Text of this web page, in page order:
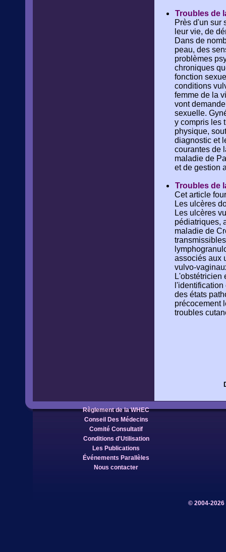
Troubles de
Près d'un sur
leur vie, de
Dans de
peau, des
problèmes
chroniques
fonction
conditions
femme de la
vont
sexuelle.
y compris les
physique,
diagnostic et
courantes de
maladie de
et de gestion
Troubles de
Cet article
Les ulcères
Les ulcères
pédiatriques,
maladie de
associés aux
vulvo-
L'obstétricien
des états
précocement
troubles
Règlement de la WHEC
Conseil Des Médecins
Comité Consultatif
Conditions d'Utilisation
Les Publications
Événements Parallèles
Nous contacter
© 2004-2026